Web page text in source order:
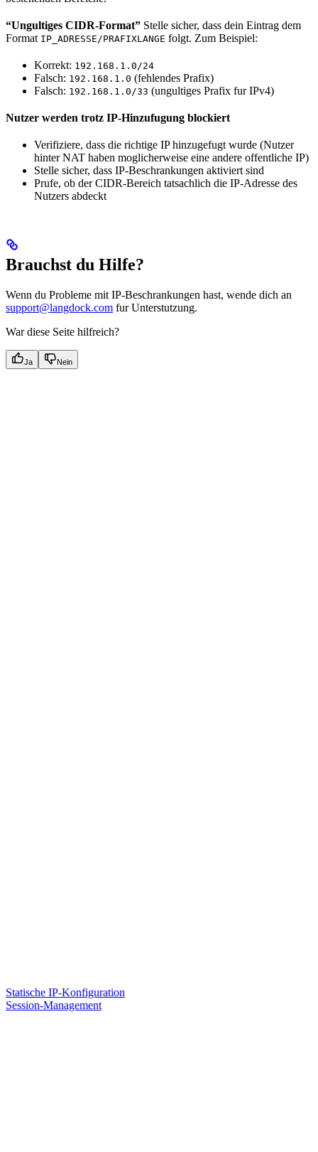
“Ungultiges CIDR-Format” Stelle sicher, dass dein Eintrag dem
Format IP_ADRESSE/PRAFIXLANGE folgt. Zum Beispiel:
Korrekt: 192.168.1.0/24
Falsch: 192.168.1.0 (fehlendes Prafix)
Falsch: 192.168.1.0/33 (ungultiges Prafix fur IPv4)
Nutzer werden trotz IP-Hinzufugung blockiert
Verifiziere, dass die richtige IP hinzugefugt wurde (Nutzer
hinter NAT haben moglicherweise eine andere offentliche IP)
Stelle sicher, dass IP-Beschrankungen aktiviert sind
Prufe, ob der CIDR-Bereich tatsachlich die IP-Adresse des
Nutzers abdeckt
Brauchst du Hilfe?
Wenn du Probleme mit IP-Beschrankungen hast, wende dich an
support@langdock.com fur Unterstutzung.
War diese Seite hilfreich?
Ja Nein
Statische IP-Konfiguration
Session-Management